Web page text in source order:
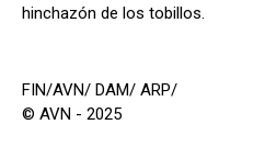
hinchazón de los tobillos.
FIN/AVN/ DAM/ ARP/
© AVN - 2025